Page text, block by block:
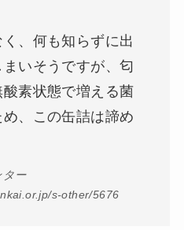
、何も知らずに出
いそうですが、匂
素状態で増える菌
、この缶詰は諦め
ター
s-other/5676